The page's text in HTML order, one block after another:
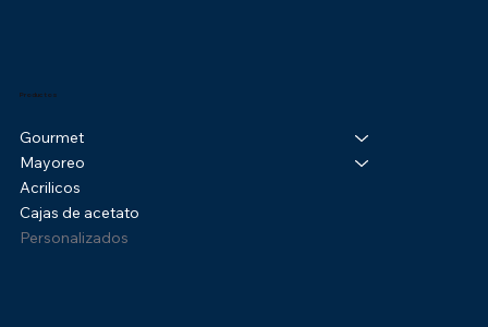
Productos
Gourmet
Mayoreo
Acrilicos
Cajas de acetato
Personalizados